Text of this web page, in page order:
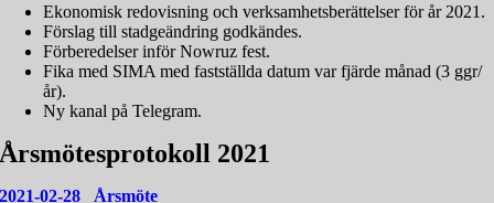
Ekonomisk redovisning och verksamhetsberättelser för år 2021.
Förslag till stadgeändring godkändes.
Förberedelser inför Nowruz fest.
Fika med SIMA med fastställda datum var fjärde månad (3 ggr/
år).
Ny kanal på Telegram.
Årsmötesprotokoll 2021
2021-02-28_ Årsmöte